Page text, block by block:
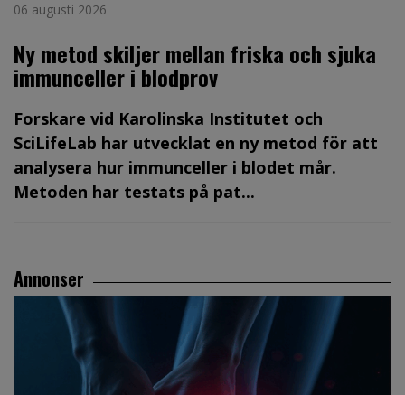
06 augusti 2026
Ny metod skiljer mellan friska och sjuka
immunceller i blodprov
Forskare vid Karolinska Institutet och
SciLifeLab har utvecklat en ny metod för att
analysera hur immunceller i blodet mår.
Metoden har testats på pat...
Annonser